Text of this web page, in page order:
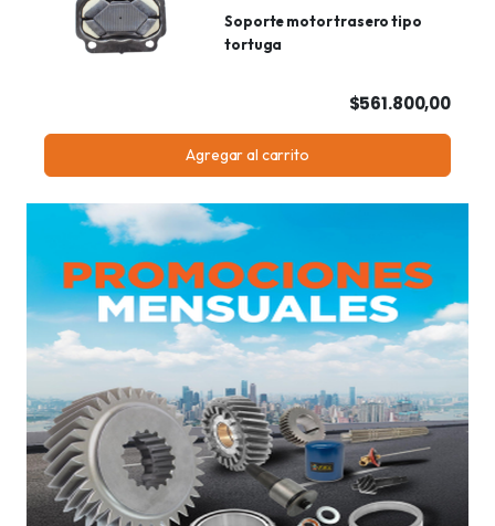
Soporte motor trasero tipo
tortuga
$561.800,00
Agregar al carrito